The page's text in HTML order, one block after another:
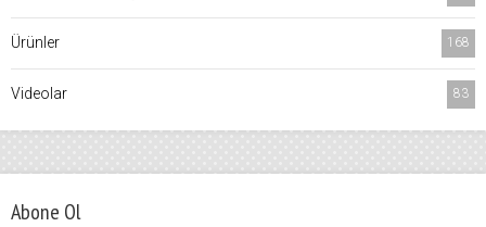
Ürünler 168
Videolar 83
Abone Ol